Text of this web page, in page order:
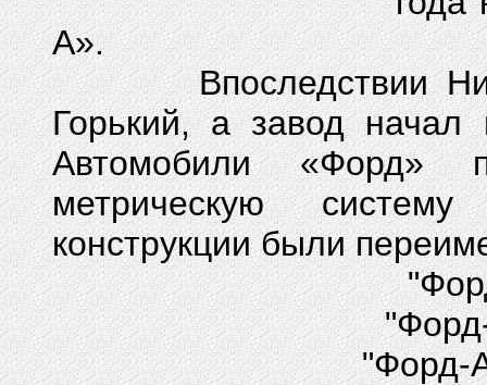
А».
Впоследствии
Горький, а завод
Автомобили «Форд»
метрическую
конструкции были
"Форд-